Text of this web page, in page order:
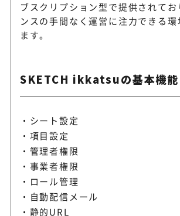
ブスクリプション型で提供されて
ンスの手間なく運営に注力できる
ます。
SKETCH ikkatsuの基本機能
シート設定
項目設定
管理者権限
事業者権限
ロール管理
自動配信メール
静的URL